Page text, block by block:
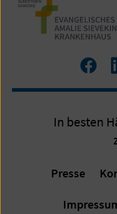
Zum
In besten
Presse